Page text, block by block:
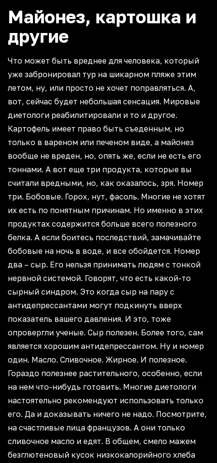
Майонез, картошка и
другие
Что может быть вреднее для человека, который
уже забронировал тур на шикарном пляже этим
летом, ну, или просто не хочет поправляться. А,
вот, сейчас будет небольшая сенсация. Мировые
диетологи реабилитировали и то и другое.
Картофель имеет право быть съеденным, но
только в вареном или печеном виде, а майонез
вообще не вреден, но, опять же, если не есть его
тоннами. А вот еще три продукта, которые вы
считали вредными, но, как оказалось, зря. Номер
три. Бобовые. Горох, нут, фасоль. Многие не хотят
их есть по понятным причинам. Но именно в этих
продуктах содержится больше всего полезного
белка. А если боитесь последствий, замачивайте
бобовые на ночь в воде, и все обойдется. Номер
два – сыр. Его нельзя принимать людям с тонкой
нервной системой. Говорят, что есть какой-то
сырный синдром. Это когда сыр на пару с
антидепрессантами могут подкинуть вверх
показатель вашего давления. И это, тоже
опровергли ученые. Сыр полезен. Более того, сам
является хорошим антидепрессантом. Ну и номер
один. Масло. Сливочное. Жирное. И полезное.
Гораздо полезнее растительного, особенно, если
на нем что-нибудь готовить. Многие диетологи
настоятельно рекомендуют использовать только
его. Да и доказывать ничего не надо. Посмотрите,
на счастливые лица французов. А они только
сливочное масло и едят. В общем, смело мажем
безглютеновый кусок низкокалорийного хлеба